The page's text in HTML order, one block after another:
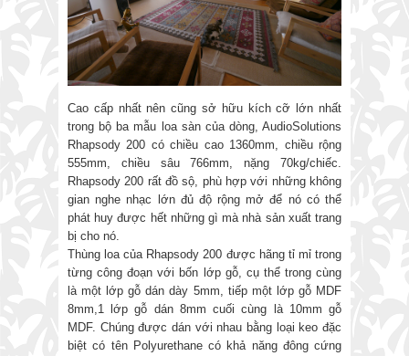
Cao cấp nhất nên cũng sở hữu kích cỡ lớn nhất
trong bộ ba mẫu loa sàn của dòng, AudioSolutions
Rhapsody 200 có chiều cao 1360mm, chiều rộng
555mm, chiều sâu 766mm, nặng 70kg/chiếc.
Rhapsody 200 rất đồ sộ, phù hợp với những không
gian nghe nhạc lớn đủ độ rộng mở để nó có thể
phát huy được hết những gì mà nhà sản xuất trang
bị cho nó.
Thùng loa của Rhapsody 200 được hãng tỉ mỉ trong
từng công đoạn với bốn lớp gỗ, cụ thể trong cùng
là một lớp gỗ dán dày 5mm, tiếp một lớp gỗ MDF
8mm,1 lớp gỗ dán 8mm cuối cùng là 10mm gỗ
MDF. Chúng được dán với nhau bằng loại keo đặc
biệt có tên Polyurethane có khả năng đông cứng